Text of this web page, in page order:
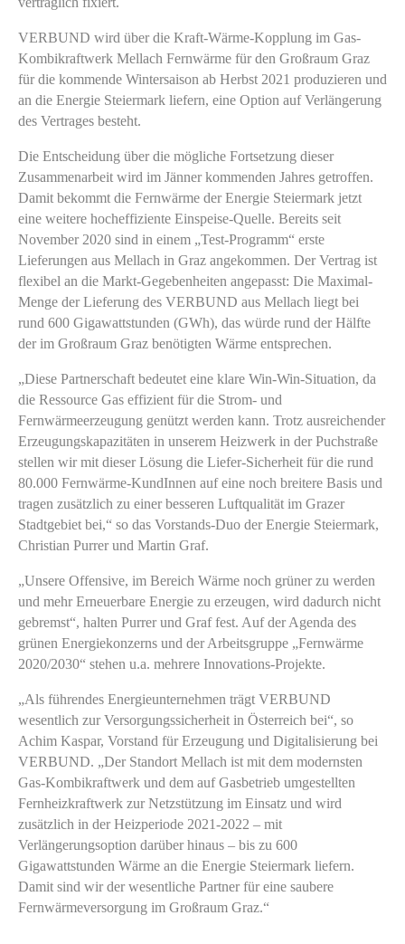
VERBUND wird über die Kraft-Wärme-Kopplung im Gas-
Kombikraftwerk Mellach Fernwärme für den Großraum Graz
für die kommende Wintersaison ab Herbst 2021 produzieren und
an die Energie Steiermark liefern, eine Option auf Verlängerung
des Vertrages besteht.
Die Entscheidung über die mögliche Fortsetzung dieser
Zusammenarbeit wird im Jänner kommenden Jahres getroffen.
Damit bekommt die Fernwärme der Energie Steiermark jetzt
eine weitere hocheffiziente Einspeise-Quelle. Bereits seit
November 2020 sind in einem „Test-Programm“ erste
Lieferungen aus Mellach in Graz angekommen. Der Vertrag ist
flexibel an die Markt-Gegebenheiten angepasst: Die Maximal-
Menge der Lieferung des VERBUND aus Mellach liegt bei
rund 600 Gigawattstunden (GWh), das würde rund der Hälfte
der im Großraum Graz benötigten Wärme entsprechen.
„Diese Partnerschaft bedeutet eine klare Win-Win-Situation, da
die Ressource Gas effizient für die Strom- und
Fernwärmeerzeugung genützt werden kann. Trotz ausreichender
Erzeugungskapazitäten in unserem Heizwerk in der Puchstraße
stellen wir mit dieser Lösung die Liefer-Sicherheit für die rund
80.000 Fernwärme-KundInnen auf eine noch breitere Basis und
tragen zusätzlich zu einer besseren Luftqualität im Grazer
Stadtgebiet bei,“ so das Vorstands-Duo der Energie Steiermark,
Christian Purrer und Martin Graf.
„Unsere Offensive, im Bereich Wärme noch grüner zu werden
und mehr Erneuerbare Energie zu erzeugen, wird dadurch nicht
gebremst“, halten Purrer und Graf fest. Auf der Agenda des
grünen Energiekonzerns und der Arbeitsgruppe „Fernwärme
2020/2030“ stehen u.a. mehrere Innovations-Projekte.
„Als führendes Energieunternehmen trägt VERBUND
wesentlich zur Versorgungssicherheit in Österreich bei“, so
Achim Kaspar, Vorstand für Erzeugung und Digitalisierung bei
VERBUND. „Der Standort Mellach ist mit dem modernsten
Gas-Kombikraftwerk und dem auf Gasbetrieb umgestellten
Fernheizkraftwerk zur Netzstützung im Einsatz und wird
zusätzlich in der Heizperiode 2021-2022 – mit
Verlängerungsoption darüber hinaus – bis zu 600
Gigawattstunden Wärme an die Energie Steiermark liefern.
Damit sind wir der wesentliche Partner für eine saubere
Fernwärmeversorgung im Großraum Graz.“